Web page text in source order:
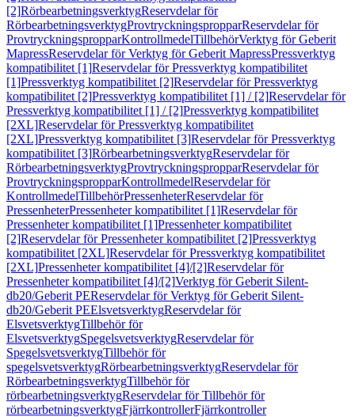
[2]RörbearbetningsverktygReservdelar för
RörbearbetningsverktygProvtryckningspropparReservdelar för
ProvtryckningspropparKontrollmedelTillbehörVerktyg för Geberit
MapressReservdelar för Verktyg för Geberit MapressPressverktyg
kompatibilitet [1]Reservdelar för Pressverktyg kompatibilitet
[1]Pressverktyg kompatibilitet [2]Reservdelar för Pressverktyg
kompatibilitet [2]Pressverktyg kompatibilitet [1] / [2]Reservdelar för
Pressverktyg kompatibilitet [1] / [2]Pressverktyg kompatibilitet
[2XL]Reservdelar för Pressverktyg kompatibilitet
[2XL]Pressverktyg kompatibilitet [3]Reservdelar för Pressverktyg
kompatibilitet [3]RörbearbetningsverktygReservdelar för
RörbearbetningsverktygProvtryckningspropparReservdelar för
ProvtryckningspropparKontrollmedelReservdelar för
KontrollmedelTillbehörPressenheterReservdelar för
PressenheterPressenheter kompatibilitet [1]Reservdelar för
Pressenheter kompatibilitet [1]Pressenheter kompatibilitet
[2]Reservdelar för Pressenheter kompatibilitet [2]Pressverktyg
kompatibilitet [2XL]Reservdelar för Pressverktyg kompatibilitet
[2XL]Pressenheter kompatibilitet [4]/[2]Reservdelar för
Pressenheter kompatibilitet [4]/[2]Verktyg för Geberit Silent-
db20/Geberit PEReservdelar för Verktyg för Geberit Silent-
db20/Geberit PEElsvetsverktygReservdelar för
ElsvetsverktygTillbehör för
ElsvetsverktygSpegelsvetsverktygReservdelar för
SpegelsvetsverktygTillbehör för
spegelsvetsverktygRörbearbetningsverktygReservdelar för
RörbearbetningsverktygTillbehör för
rörbearbetningsverktygReservdelar för Tillbehör för
rörbearbetningsverktygFjärrkontrollerFjärrkontroller